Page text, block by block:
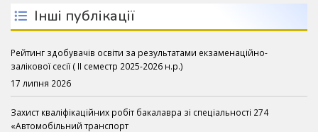
Інші публікації
Рейтинг здобувачів освіти за результатами екзаменаційно-
залікової сесії ( ІІ семестр 2025-2026 н.р.)
17 липня 2026
Захист кваліфікаційних робіт бакалавра зі спеціальності 274
«Автомобільний транспорт